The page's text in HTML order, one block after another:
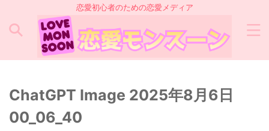
恋愛初心者のための恋愛メディア
ChatGPT Image 2025年8月6日
00_06_40